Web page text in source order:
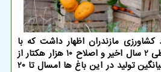
کشاورزی مازندران اظهار داشت که با
اجرای طرح جهش تولید طی 2 سال اخیر و اصلاح 10 هزار هکتار از
باغ های مرکبات استان، میانگین تولید در این باغ ها امسال تا 20